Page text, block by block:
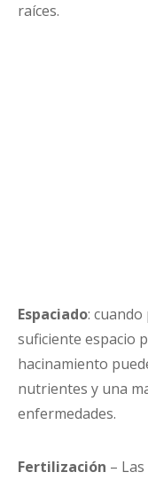
raíces.
Espaciado:
suficiente espacio
hacinamiento
nutrientes y una
enfermedades.
Fertilización –